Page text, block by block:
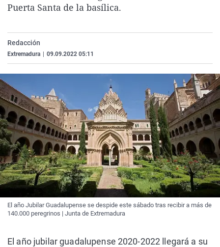
País Vasco
Puerta Santa de la basílica.
Redacción
Extremadura 09.09.2022 05:11
El año Jubilar Guadalupense se despide este sábado tras recibir a más de
140.000 peregrinos | Junta de Extremadura
El año jubilar guadalupense 2020-2022 llegará a su